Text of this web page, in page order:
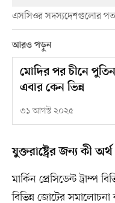
এসসিওর সদস্যদেশগুলোর
আরও পড়ুন
মোদির পর চীনে
এবার কেন ভিন্ন
৩১ আগস্ট ২০২৫
যুক্তরাষ্ট্রের জন্য কী
মার্কিন প্রেসিডেন্ট ট্রাম্প
বিভিন্ন জোটের